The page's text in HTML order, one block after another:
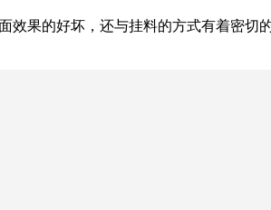
效果的好坏，还与挂料的方式有着密切